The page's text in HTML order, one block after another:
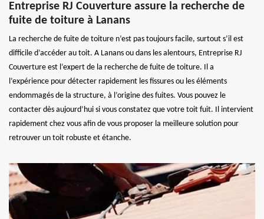
Entreprise RJ Couverture assure la recherche de
fuite de toiture à Lanans
La recherche de fuite de toiture n’est pas toujours facile, surtout s’il est
difficile d’accéder au toit. A Lanans ou dans les alentours, Entreprise RJ
Couverture est l’expert de la recherche de fuite de toiture. Il a
l’expérience pour détecter rapidement les fissures ou les éléments
endommagés de la structure, à l’origine des fuites. Vous pouvez le
contacter dès aujourd’hui si vous constatez que votre toit fuit. Il intervient
rapidement chez vous afin de vous proposer la meilleure solution pour
retrouver un toit robuste et étanche.